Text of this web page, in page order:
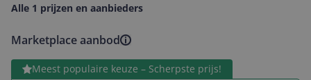
Alle 1 prijzen en aanbieders
Marketplace aanbod
Meest populaire keuze – Scherpste prijs!
Bekijk product